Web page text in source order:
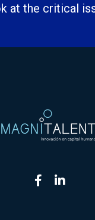
at the critical